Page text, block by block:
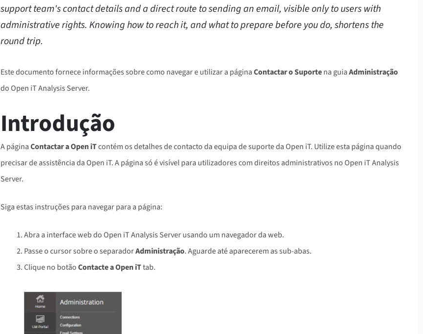
support team's contact details and a direct route to sending an email, visible only to users with
administrative rights. Knowing how to reach it, and what to prepare before you do, shortens the
round trip.
Este documento fornece informações sobre como navegar e utilizar a páginaContactar o Suportena guiaAdministração
do Open iT Analysis Server.
Introdução
A páginaContactar a Open iTcontém os detalhes de contacto da equipa de suporte da Open iT. Utilize esta página quando
precisar de assistência da Open iT. A página só é visível para utilizadores com direitos administrativos no Open iT Analysis
Server.
Siga estas instruções para navegar para a página:
Abra a interface web do Open iT Analysis Server usando um navegador da web.
Passe o cursor sobre o separadorAdministração. Aguarde até aparecerem as sub-abas.
Clique no botãoContacte a Open iTtab.